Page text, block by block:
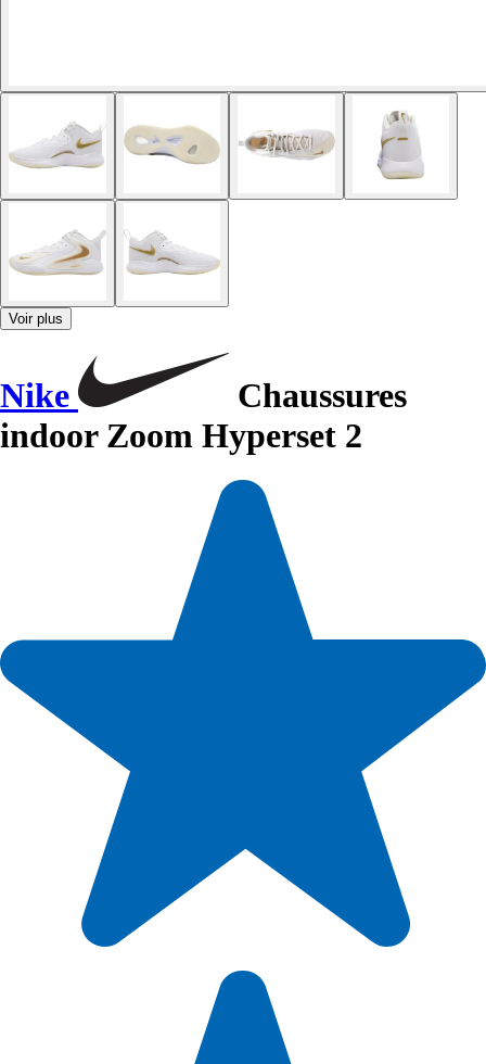
Voir plus
Nike
Chaussures
indoor Zoom Hyperset 2